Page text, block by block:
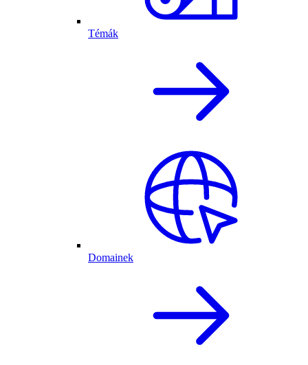
Témák
Domainek